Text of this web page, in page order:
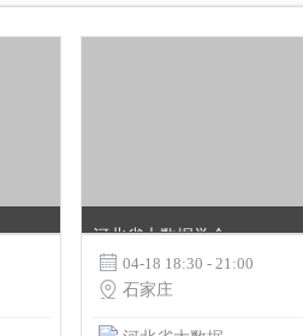
河北省大数据学会
 04-18 18:30 - 21:00
 石家庄